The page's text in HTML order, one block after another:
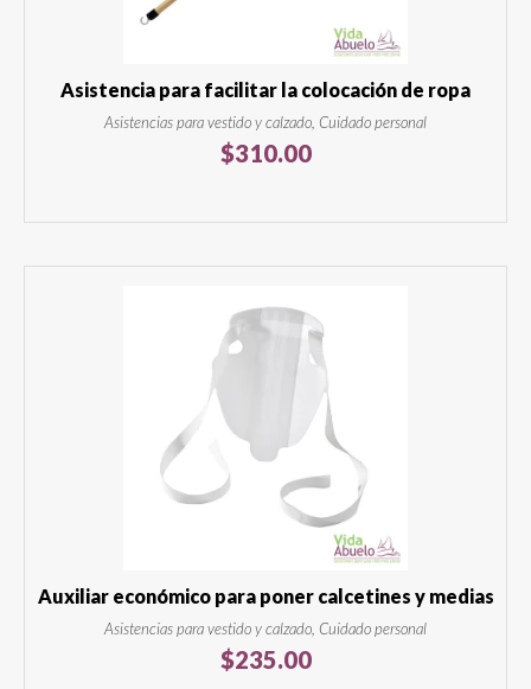
Asistencia para facilitar la colocación de ropa
Asistencias para vestido y calzado, Cuidado personal
$310.00
Auxiliar económico para poner calcetines y medias
Asistencias para vestido y calzado, Cuidado personal
$235.00